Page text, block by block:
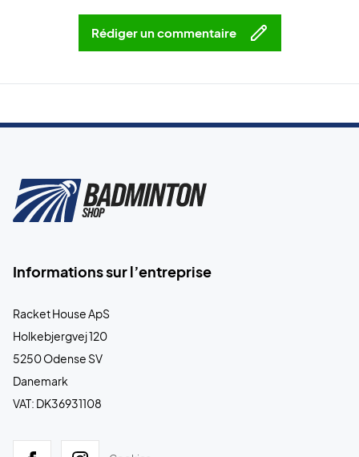
Rédiger un commentaire
Informations sur l’entreprise
Racket House ApS
Holkebjergvej 120
5250 Odense SV
Danemark
VAT: DK36931108